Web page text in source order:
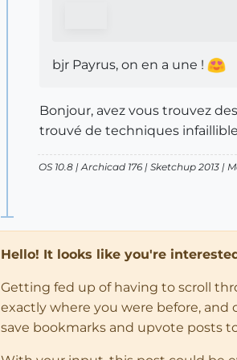
bjr Payrus, on en a une !
Bonjour, avez vous trouvez
trouvé de techniques
OS 10.8 | Archicad 176 | Sketchup 2013 |
Hello! It looks like you're
Getting fed up of having to scroll
exactly where you were before, and
save bookmarks and upvote posts